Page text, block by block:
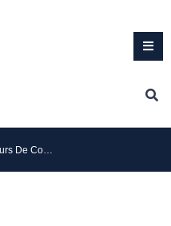
Les Noms Désignateurs De Commerce : éléments D’approche Lexico-sémantique